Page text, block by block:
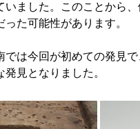
いました。このことから
た可能性があります。
は今回が初めての発見
見となりました。